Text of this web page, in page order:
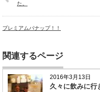
た。
プレミアムパナップ！！
関連するページ
2016年3月13日
久々に飲みに行